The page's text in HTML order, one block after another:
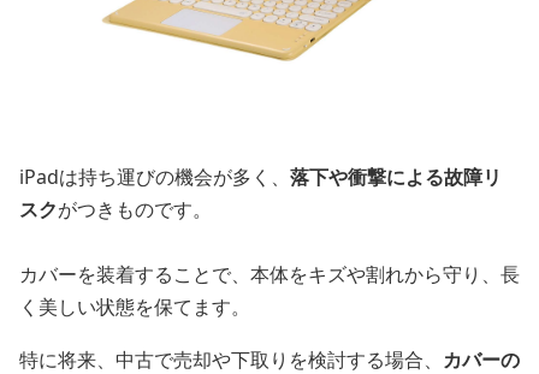
iPadは持ち運びの機会が多く、 落下や衝撃による故障リ
スクがつきものです。
カバーを装着することで、本体をキズや割れから守り、長
く美しい状態を保てます。
特に将来、中古で売却や下取りを検討する場合、 カバーの